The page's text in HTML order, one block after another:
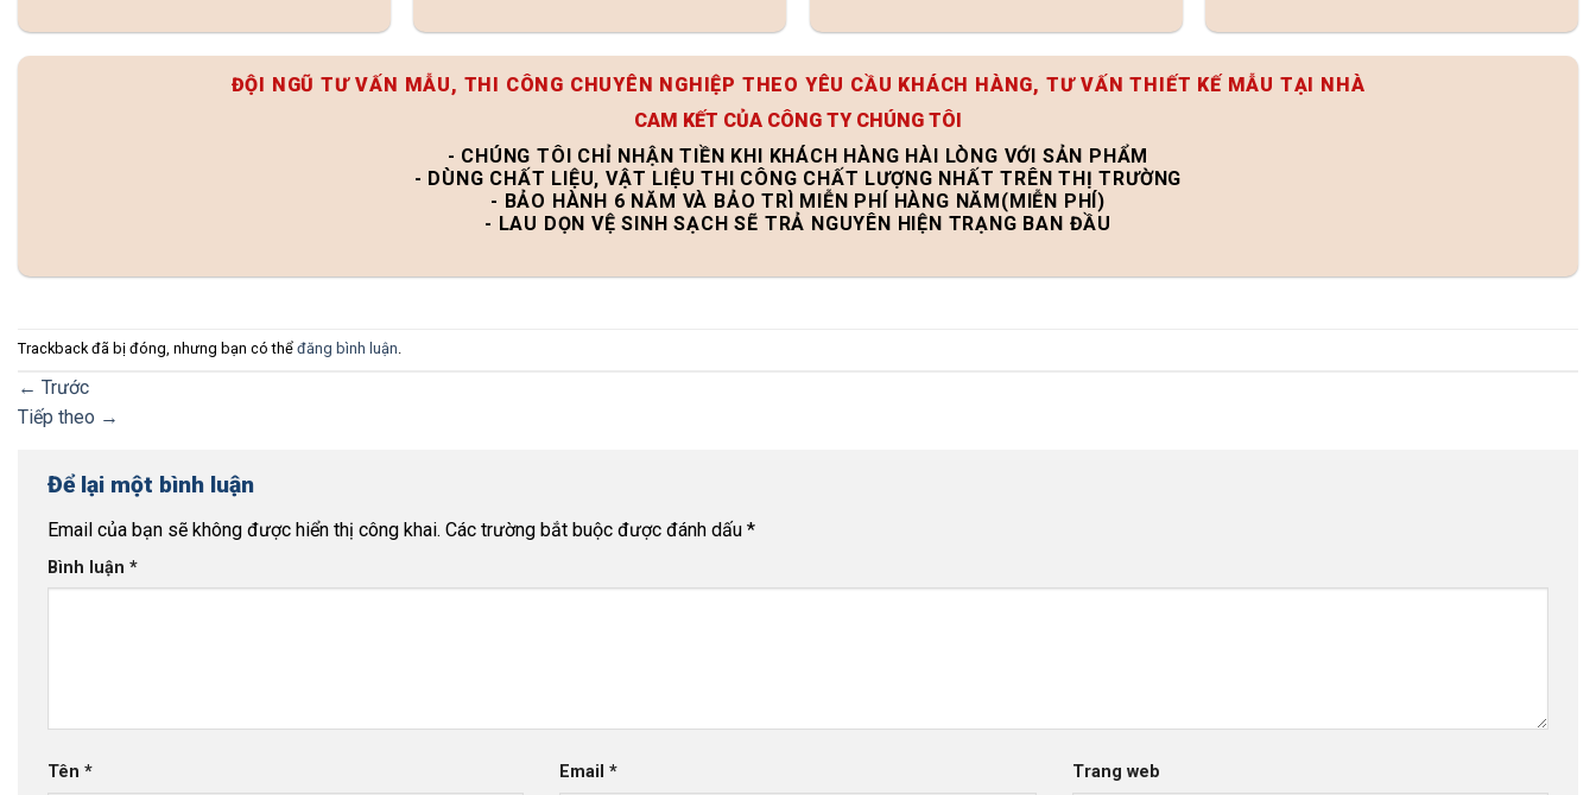
ĐỘI NGŨ TƯ VẤN MẪU, THI CÔNG CHUYÊN NGHIỆP THEO YÊU CẦU KHÁCH HÀNG, TƯ VẤN THIẾT KẾ MẪU TẠI NHÀ
CAM KẾT CỦA CÔNG TY CHÚNG TÔI
- CHÚNG TÔI CHỈ NHẬN TIỀN KHI KHÁCH HÀNG HÀI LÒNG VỚI SẢN PHẨM
- DÙNG CHẤT LIỆU, VẬT LIỆU THI CÔNG CHẤT LƯỢNG NHẤT TRÊN THỊ TRƯỜNG
- BẢO HÀNH 6 NĂM VÀ BẢO TRÌ MIỄN PHÍ HÀNG NĂM(MIỄN PHÍ)
- LAU DỌN VỆ SINH SẠCH SẼ TRẢ NGUYÊN HIỆN TRẠNG BAN ĐẦU
Trackback đã bị đóng, nhưng bạn có thể đăng bình luận.
← Trước
Tiếp theo →
Để lại một bình luận
Email của bạn sẽ không được hiển thị công khai. Các trường bắt buộc được đánh dấu *
Bình luận *
Tên * Email* Trang web